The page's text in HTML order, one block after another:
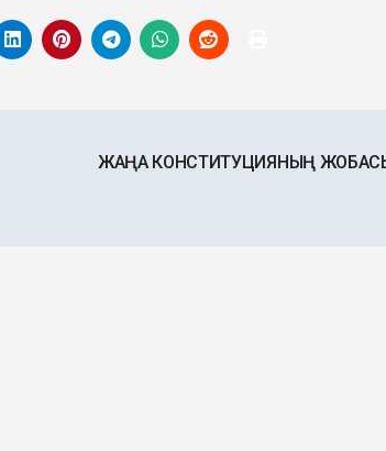
ЖАҢА КОНСТИТУЦИЯНЫҢ